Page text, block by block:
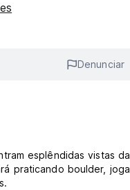
Denunciar
esplêndidas vistas da
praticando boulder,